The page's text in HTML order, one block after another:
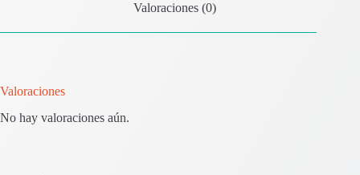
Valoraciones (0)
Valoraciones
No hay valoraciones aún.